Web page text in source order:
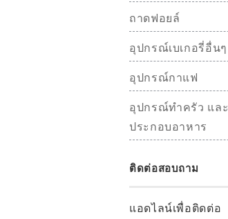
ถาดฟอยล์
อุปกรณ์เบเกอรี่อื่นๆ
อุปกรณ์กาแฟ
อุปกรณ์ทำครัว และ
ประกอบอาหาร
ติดต่อสอบถาม
แอดไลน์เพื่อติดต่อ